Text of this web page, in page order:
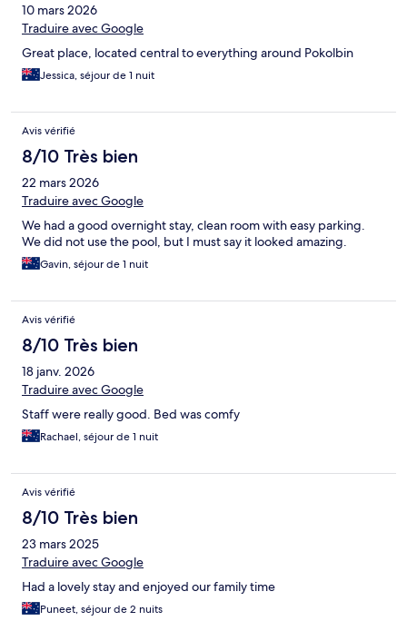
10 mars 2026
Traduire avec Google
Great place, located central to everything around Pokolbin
Jessica, séjour de 1 nuit
Avis vérifié
8/10 Très bien
22 mars 2026
Traduire avec Google
We had a good overnight stay, clean room with easy parking.
We did not use the pool, but I must say it looked amazing.
Gavin, séjour de 1 nuit
Avis vérifié
8/10 Très bien
18 janv. 2026
Traduire avec Google
Staff were really good. Bed was comfy
Rachael, séjour de 1 nuit
Avis vérifié
8/10 Très bien
23 mars 2025
Traduire avec Google
Had a lovely stay and enjoyed our family time
Puneet, séjour de 2 nuits